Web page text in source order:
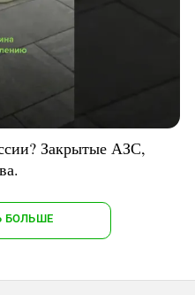
Закрытые АЗС,
БОЛЬШЕ